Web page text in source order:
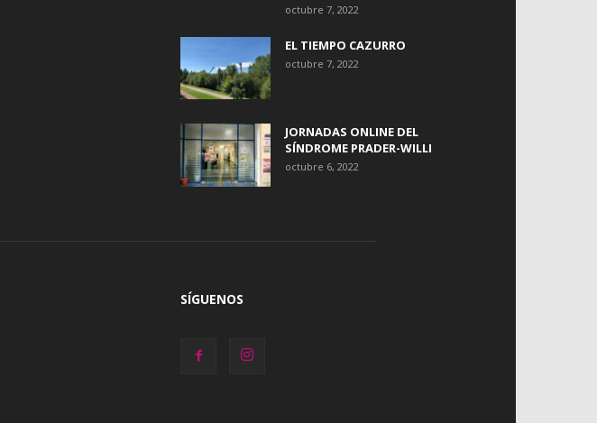
octubre 7, 2022
EL TIEMPO CAZURRO
octubre 7, 2022
JORNADAS ONLINE DEL
SÍNDROME PRADER-WILLI
octubre 6, 2022
SÍGUENOS